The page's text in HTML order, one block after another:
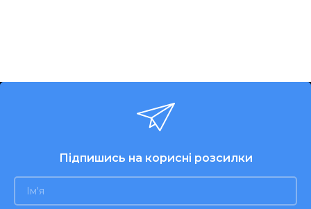
Підпишись на корисні розсилки